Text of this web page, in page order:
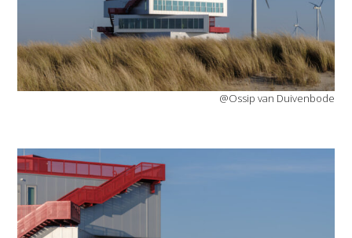
@Ossip van Duivenbode